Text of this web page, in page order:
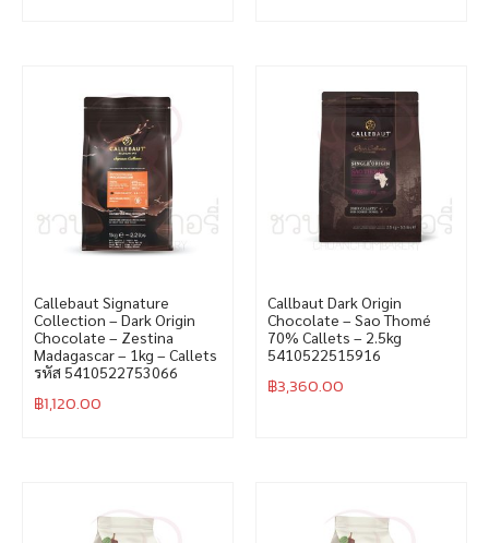
Callebaut Signature
Collection – Dark Origin
Chocolate – Zestina
Madagascar – 1kg – Callets
รหัส 5410522753066
฿1,120.00
Callbaut Dark Origin
Chocolate – Sao Thomé
70% Callets – 2.5kg
5410522515916
฿3,360.00